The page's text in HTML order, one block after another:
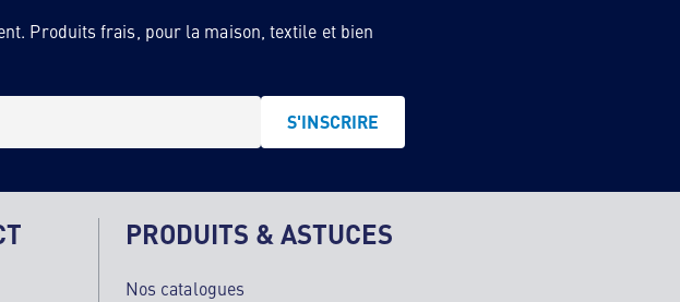
Produits frais, pour la maison, textile et bien
S'INSCRIRE
PRODUITS & ASTUCES
Nos catalogues